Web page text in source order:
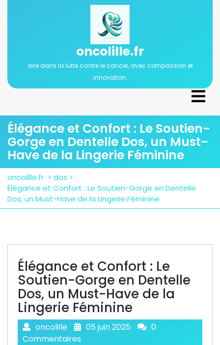
oncolille.fr
aire dans la lutte contre le cancer, avec compassion et
innovation.
Élégance et Confort : Le Soutien-
Gorge en Dentelle Dos, un Must-
Have de la Lingerie Féminine
oncolille.fr > dos >
Élégance et Confort : Le Soutien-Gorge en Dentelle
Dos, un Must-Have de la Lingerie Féminine
Élégance et Confort : Le
Soutien-Gorge en Dentelle
Dos, un Must-Have de la
Lingerie Féminine
oncolille 05 juin 2025
0
Commentaires